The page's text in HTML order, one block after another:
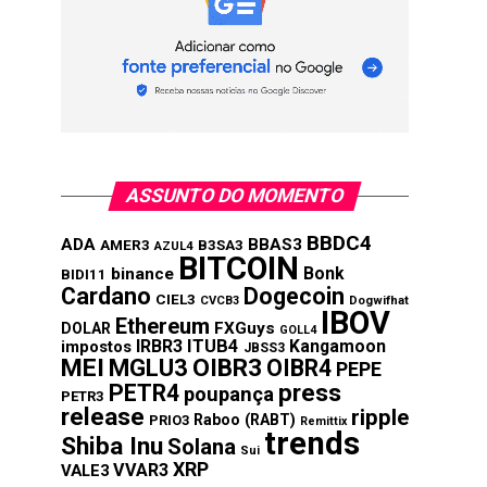
ASSUNTO DO MOMENTO
ADA AMER3 AZUL4 B3SA3 BBAS3 BBDC4
BIDI11 binance BITCOIN Bonk
Cardano CIEL3 CVCB3 Dogecoin Dogwifhat
DOLAR Ethereum FXGuys GOLL4 IBOV
impostos IRBR3 ITUB4 JBSS3 Kangamoon
MEI MGLU3 OIBR3 OIBR4 PEPE
PETR3 PETR4 poupança press
release PRIO3 Raboo (RABT) Remittix ripple
Shiba Inu Solana Sui trends
VALE3 VVAR3 XRP